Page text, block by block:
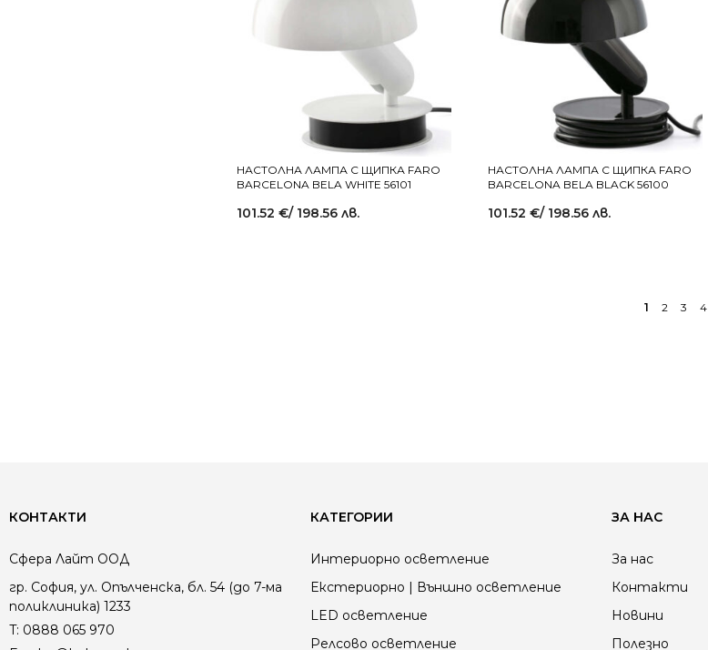
НАСТОЛНА ЛАМПА С ЩИПКА FARO
BARCELONA BELA WHITE 56101
101.52 €/ 198.56 лв.
НАСТОЛНА ЛАМПА С ЩИПКА FARO
BARCELONA BELA BLACK 56100
101.52 €/ 198.56 лв.
1 2 3 4
КОНТАКТИ
Сфера Лайт ООД
гр. София, ул. Опълченска, бл. 54 (до 7-ма
поликлиника) 1233
T: 0888 065 970
КАТЕГОРИИ
Интериорно осветление
Екстериорно | Външно осветление
LED осветление
Релсово осветление
ЗА НАС
За нас
Контакти
Новини
Полезно